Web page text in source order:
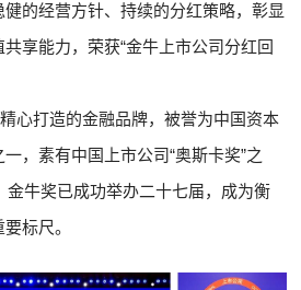
的经营方针、持续的分红策略，彰显
享能力，荣获“金牛上市公司分红回
心打造的金融品牌，被誉为中国资本
，素有中国上市公司“奥斯卡奖”之
金牛奖已成功举办二十七届，成为衡
标尺。